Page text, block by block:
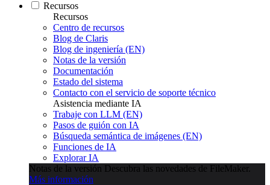
Recursos
Recursos
Centro de recursos
Blog de Claris
Blog de ingeniería (EN)
Notas de la versión
Documentación
Estado del sistema
Contacto con el servicio de soporte técnico
Asistencia mediante IA
Trabaje con LLM (EN)
Pasos de guión con IA
Búsqueda semántica de imágenes (EN)
Funciones de IA
Explorar IA
Notas de la versión Descubra las novedades de FileMaker.
Más información